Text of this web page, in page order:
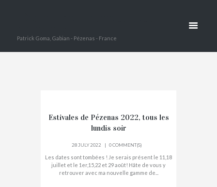
PERDRIX
Patrick Goma, Gabian - Pézenas - France
Estivales de Pézenas 2022, tous les
lundis soir
28 JULY 2022 0 COMMENT(S)
Les dates sont tombées ! Je serais présent le 11,18
juillet et le 1er,15,22 et 29 août! Hâte de vous y
retrouver avec ma nouvelle gamme de...